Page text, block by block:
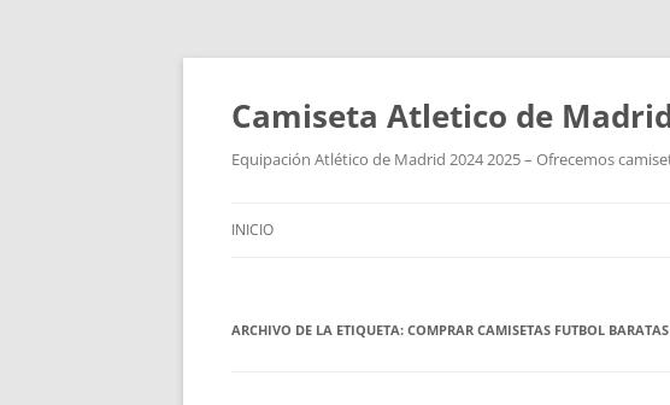
Camiseta Atletico de
Equipación Atlético de Madrid 2024 2025 – Ofrecemos
INICIO
ARCHIVO DE LA ETIQUETA: COMPRAR CAMISETAS FUTBOL BARATAS